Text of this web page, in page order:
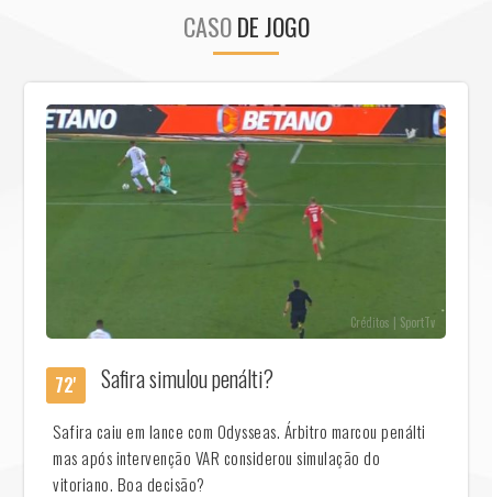
CASODE JOGO
Créditos | SportTv
72' Safira simulou penálti?
Safira caiu em lance com Odysseas. Árbitro marcou penálti
mas após intervenção VAR considerou simulação do
vitoriano. Boa decisão?